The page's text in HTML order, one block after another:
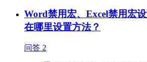
Word禁用宏、Excel禁用宏
在哪里设置方法？
问答 2